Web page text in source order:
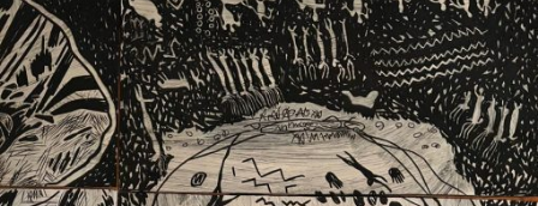
Configuración de cookies
Universidad de los Andes | Vigilada Mineducación.
Ext. 2626
Posgrados
Ext. 4925
Educación
Continua
Ext. 4795